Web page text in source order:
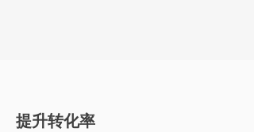
提升转化率